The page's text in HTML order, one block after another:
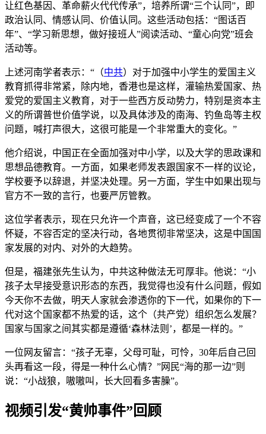
让红色基因、革命薪火代代传承”，培养所谓“三个认同”，即
政治认同、情感认同、价值认同。这些活动包括：“图话百
年”、“学习新思想，做好接班人”阅读活动、“童心向党”班会
活动等。
上述河南学者表示：“（中共）对于加强中小学生的爱国主义
教育抓得非常紧，除内地，香港也是这样，灌输热爱国家、热
爱党的爱国主义教育，对于一些西方反动势力，特别是资本主
义的所谓普世价值学说，以及具体涉及的南海、钓鱼岛等主权
问题，喊打声很大，这很可能是一个非常重大的变化。”
他介绍说，中国正在全面加强对中小学，以及大学的思政课和
思想品德教育。一方面，如果老师发表跟国家不一样的议论，
学校要予以辞退，并坚决处理。另一方面，学生中如果出现与
官方不一致的言行，也要严厉管教。
这位学者表示，现在只允许一个声音，这已经变成了一个不容
怀疑，不容否定的坚决行动，各地贯彻非常坚决，这是中国国
家发展的对内、对外的大趋势。
但是，福建张先生认为，中共这种做法无可厚非。他说：“小
孩子太早接受意识形态的东西，我觉得也没有什么问题，假如
今天你不去做，明天人家就会渗透你的下一代，如果你的下一
代对这个国家都不热爱的话，这个（共产党）组织怎么发展？
国家与国家之间其实都是遵循‘森林法则’，都是一样的。”
一位网友留言：“孩子无辜，父母可耻，可怜，30年后自己回
头再看这一段，得是一种什么心情？”网民“海的那一边”则
说：“小战狼，嗷嗷叫，长大回看多害臊”。
视频引发“黄帅事件”回顾